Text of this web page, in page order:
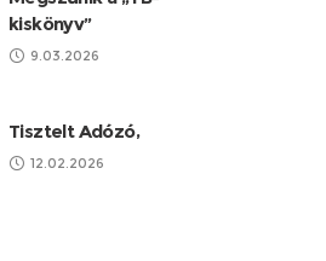
kiskönyv”
9.03.2026
Tisztelt Adózó,
12.02.2026